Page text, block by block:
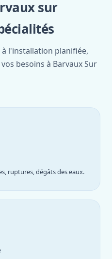
sur
l'installation planifiée,
besoins à Barvaux Sur
ruptures, dégâts des eaux.